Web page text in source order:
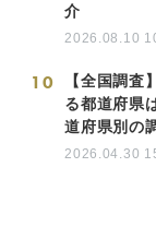
介
2026.08.10
10
【全国調
る都道府県
道府県別の
2026.04.30